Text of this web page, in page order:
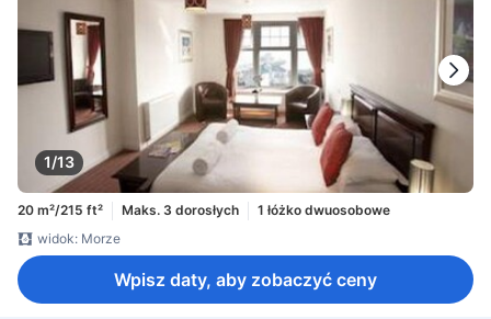
1/13
20 m²/215 ft² Maks. 3 dorosłych
1 łóżko dwuosobowe
widok: Morze
Wpisz daty, aby zobaczyć ceny